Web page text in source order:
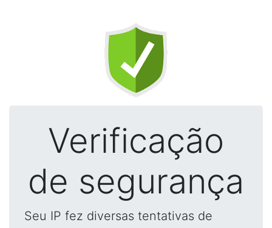
Verificação
de segurança
Seu IP fez diversas tentativas de